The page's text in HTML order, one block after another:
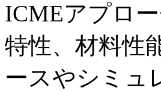
ICMEアプロ
特性、材料性
ースやシミュ